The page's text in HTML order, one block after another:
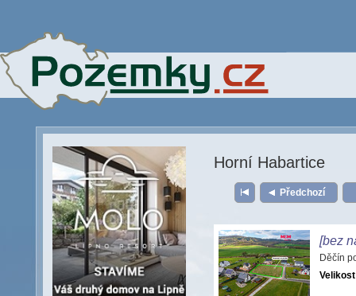
Horní Habartice
Předchozí
[bez
Děčín